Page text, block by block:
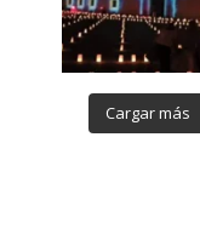
Cargar más